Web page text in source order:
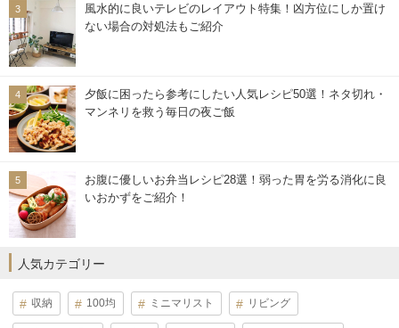
風水的に良いテレビのレイアウト特集！凶方位にしか置け
ない場合の対処法もご紹介
夕飯に困ったら参考にしたい人気レシピ50選！ネタ切れ・
マンネリを救う毎日の夜ご飯
お腹に優しいお弁当レシピ28選！弱った胃を労る消化に良
いおかずをご紹介！
人気カテゴリー
収納 100均 ミニマリスト リビング